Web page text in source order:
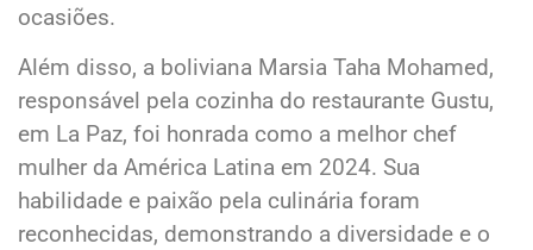
ocasiões.
Além disso, a boliviana Marsia Taha Mohamed,
responsável pela cozinha do restaurante Gustu,
em La Paz, foi honrada como a melhor chef
mulher da América Latina em 2024. Sua
habilidade e paixão pela culinária foram
reconhecidas, demonstrando a diversidade e o